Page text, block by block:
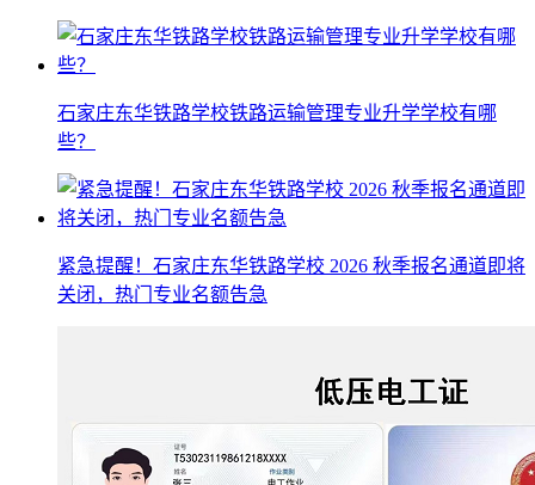
石家庄东华铁路学校铁路运输管理专业升学学校有哪
些？
紧急提醒！石家庄东华铁路学校 2026 秋季报名通道即将
关闭，热门专业名额告急